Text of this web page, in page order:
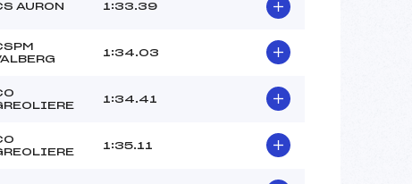
:
AURON 1:33.39
1:34.03
1:34.41
1:35.11